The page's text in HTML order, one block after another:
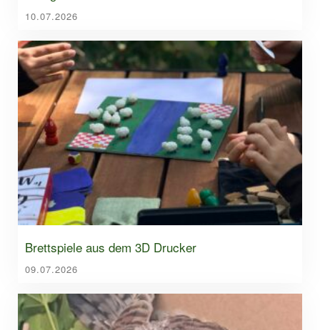
10.07.2026
Brettspiele aus dem 3D Drucker
09.07.2026